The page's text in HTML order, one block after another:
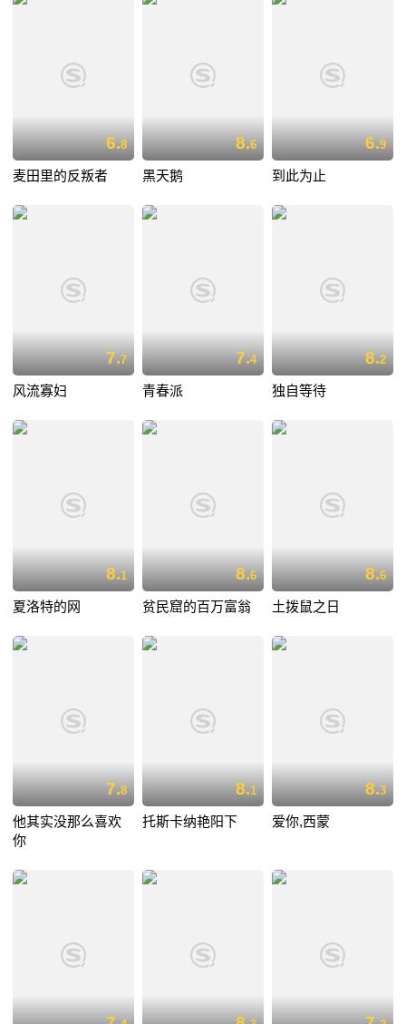
6.8
麦田里的反叛者
8.6
黑天鹅
6.9
到此为止
7.7
风流寡妇
7.4
青春派
8.2
独自等待
8.1
夏洛特的网
8.6
贫民窟的百万富翁
8.6
土拨鼠之日
7.8
他其实没那么喜欢
你
8.1
托斯卡纳艳阳下
8.3
爱你,西蒙